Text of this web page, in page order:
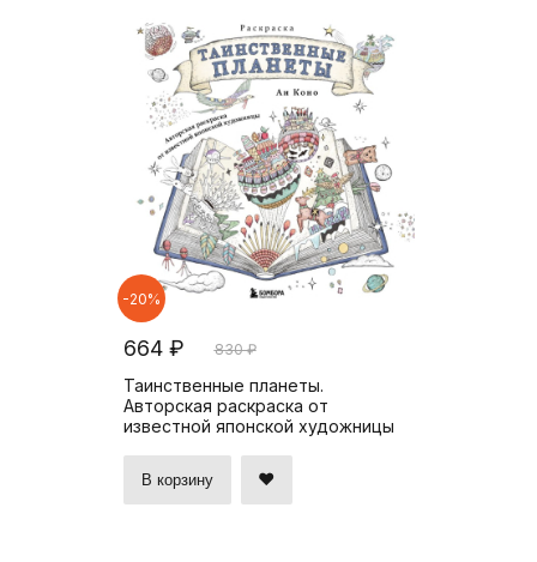
-20%
664 ₽ 830 ₽
Таинственные планеты.
Авторская раскраска от
известной японской художницы
В корзину